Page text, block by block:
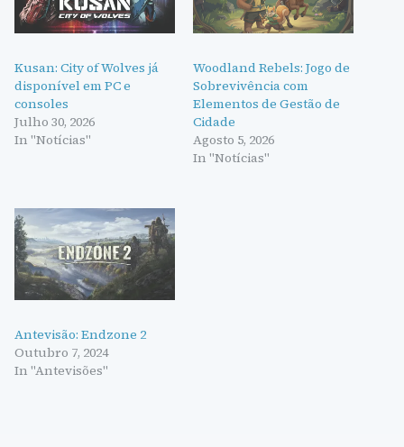
Kusan: City of Wolves já
disponível em PC e
consoles
Julho 30, 2026
In "Notícias"
Woodland Rebels: Jogo de
Sobrevivência com
Elementos de Gestão de
Cidade
Agosto 5, 2026
In "Notícias"
Antevisão: Endzone 2
Outubro 7, 2024
In "Antevisões"